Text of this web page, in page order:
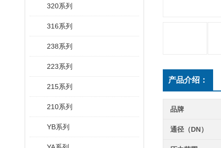
320系列
316系列
238系列
223系列
215系列
210系列
YB系列
产品介绍：
品牌
通径（DN）